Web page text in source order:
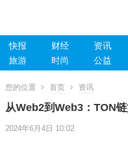
快报 财经 资讯
旅游
时尚 公益
您的位置 首页 资讯
从Web2到Web3：TON
2024年6月4日 10:02